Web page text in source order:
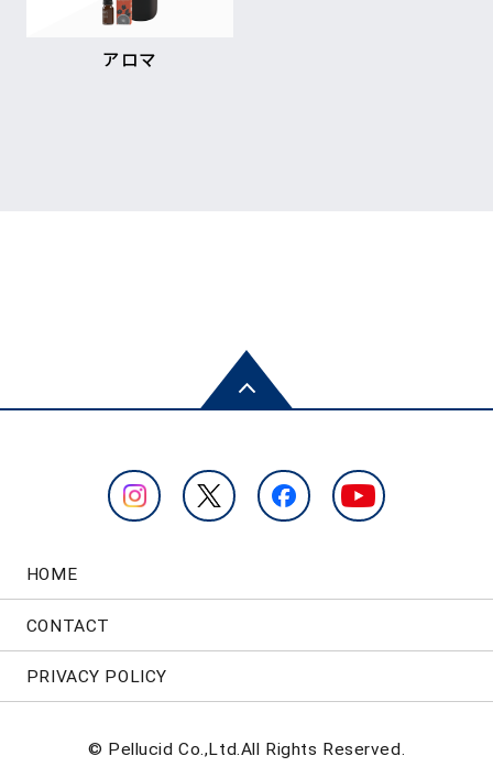
アロマ
HOME
CONTACT
PRIVACY POLICY
© Pellucid Co.,Ltd.All Rights Reserved.